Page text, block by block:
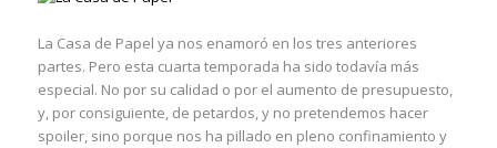
La Casa de Papel ya nos enamoró en los tres anteriores
partes. Pero esta cuarta temporada ha sido todavía más
especial. No por su calidad o por el aumento de presupuesto,
y, por consiguiente, de petardos, y no pretendemos hacer
spoiler, sino porque nos ha pillado en pleno confinamiento y